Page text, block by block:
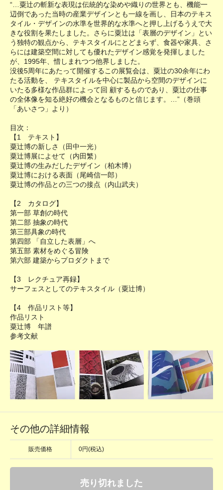
“…粟辻の斬新な表現は伝統的な染めや織りの世界とも、機能一
辺倒であった当時の産業デザインとも一線を画し、日本のテキス
タイル・デザインの水準を世界的な水準へと押し上げるうえで大
きな役割を果たしました。さらに粟辻は「表層のデザイン」とい
う独特の観点から、テキスタイルにとどまらず、食器や家具、さ
らには建築空間に対しても優れたデザイン感覚を発揮しました
が、1995年、惜しまれつつ他界しました。
没後5周年にあたって開催するこの展覧会は、粟辻の30余年にわ
たる活動を、 テキスタイルを中心に製品から空間のデザインに
いたる多様な作品群によって回 顧するものであり、粟辻の仕事
の全体像を知る絶好の機会となるものと信じます。…”（巻頭
「あいさつ」より）
目次：
【1 テキスト】
粟辻博の新しさ（田中一光）
粟辻博展によせて（内田繁）
粟辻博の生みだしたデザイン（柏木博）
粟辻博における表面（尾崎信一郎）
粟辻博の作品との三つの接点（内山武夫）
【2 カタログ】
第一部 草創の時代
第二部 抽象の時代
第三部具象の時代
第四部 「自立した表層」へ
第五部 素材をめぐる冒険
第六部 建築からプロダクトまで
【3 レクチュア再録】
サーフェスとしてのテキスタイル（粟辻博）
【4 作品リスト等】
作品リスト
粟辻博 年譜
参考文献
その他の詳細情報
販売価格 0円(税込)
売り切れました